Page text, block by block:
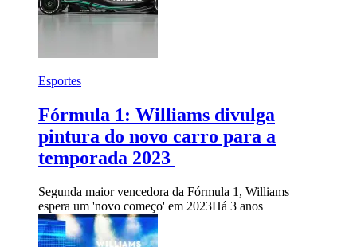
Esportes
Fórmula 1: Williams divulga
pintura do novo carro para a
temporada 2023
Segunda maior vencedora da Fórmula 1, Williams
espera um 'novo começo' em 2023Há 3 anos